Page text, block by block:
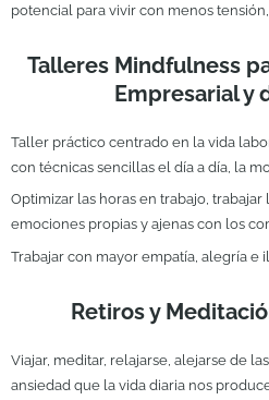
potencial para vivir con menos
Talleres Mindfulness
Empresarial y
Taller práctico centrado en la vida
con técnicas sencillas el día a día, la
Optimizar las horas en trabajo,
emociones propias y ajenas con los
Trabajar con mayor empatía, alegría e
Retiros y
Viajar, meditar, relajarse, alejarse de
ansiedad que la vida diaria nos